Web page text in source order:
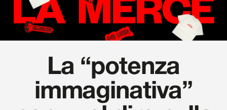
La “potenza
immaginativa”